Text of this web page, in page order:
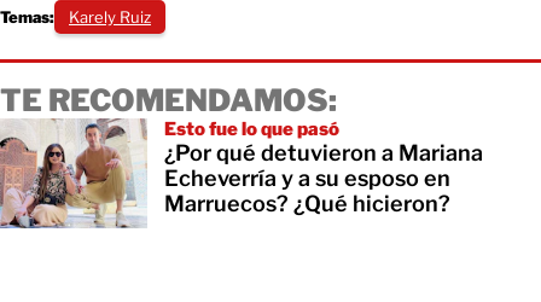
Temas: Karely Ruiz
TE RECOMENDAMOS:
Esto fue lo que pasó
¿Por qué detuvieron a Mariana
Echeverría y a su esposo en
Marruecos? ¿Qué hicieron?